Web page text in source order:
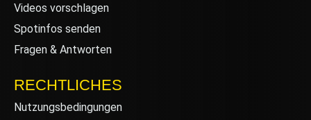
Videos vorschlagen
Spotinfos senden
Fragen & Antworten
RECHTLICHES
Nutzungsbedingungen